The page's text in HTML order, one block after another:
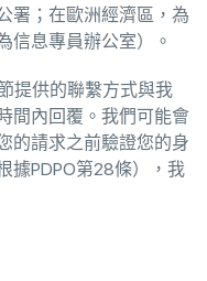
署；在歐洲經濟區，為
信息專員辦公室）。
提供的聯繫方式與我
間內回覆。我們可能會
的請求之前驗證您的身
據PDPO第28條），我